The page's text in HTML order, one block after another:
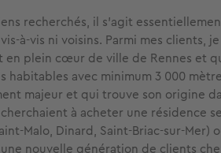
recherchés, il s'agit
à-vis ni voisins. Parmi mes clients,
en plein cœur de ville de Rennes et
habitables avec minimum 3 000
majeur et qui trouve son origine
à acheter une résidence
Malo, Dinard, Saint-Briac-sur-Mer)
nouvelle génération de clients